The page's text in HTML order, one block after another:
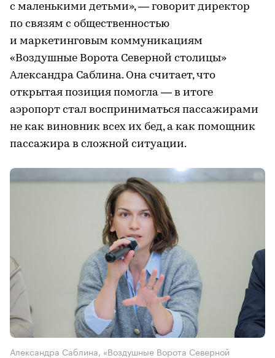
с маленькими детьми», — говорит директор
по связям с общественностью
и маркетинговым коммуникациям
«Воздушные Ворота Северной столицы»
Александра Саблина. Она считает, что
открытая позиция помогла — в итоге
аэропорт стал восприниматься пассажирами
не как виновник всех их бед, а как помощник
пассажира в сложной ситуации.
Александра Саблина, «Воздушные Ворота Северной